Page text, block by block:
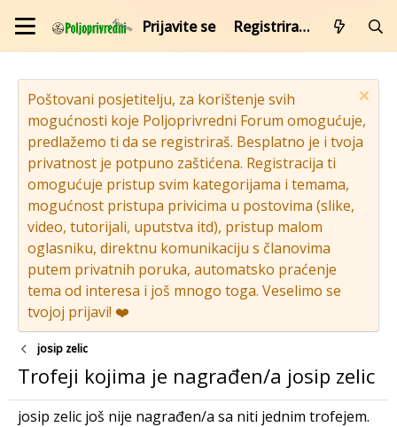
Prijavite se Registrirajte se
Poštovani posjetitelju, za korištenje svih
mogućnosti koje Poljoprivredni Forum omogućuje,
predlažemo ti da se registriraš. Besplatno je i tvoja
privatnost je potpuno zaštićena. Registracija ti
omogućuje pristup svim kategorijama i temama,
mogućnost pristupa privicima u postovima (slike,
video, tutorijali, uputstva itd), pristup malom
oglasniku, direktnu komunikaciju s članovima
putem privatnih poruka, automatsko praćenje
tema od interesa i još mnogo toga. Veselimo se
tvojoj prijavi! ❤️
josip zelic
Trofeji kojima je nagrađen/a josip zelic
josip zelic još nije nagrađen/a sa niti jednim trofejem.